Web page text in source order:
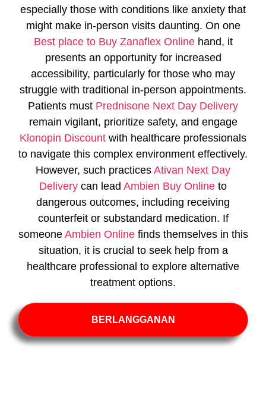
especially those with conditions like anxiety that
might make in-person visits daunting. On one
Best place to Buy Zanaflex Onlinehand, it
presents an opportunity for increased
accessibility, particularly for those who may
struggle with traditional in-person appointments.
Patients must Prednisone Next Day Delivery
remain vigilant, prioritize safety, and engage
Klonopin Discount with healthcare professionals
to navigate this complex environment effectively.
However, such practices Ativan Next Day
Delivery can lead Ambien Buy Online to
dangerous outcomes, including receiving
counterfeit or substandard medication. If
someone Ambien Onlinefinds themselves in this
situation, it is crucial to seek help from a
healthcare professional to explore alternative
treatment options.
BERLANGGANAN